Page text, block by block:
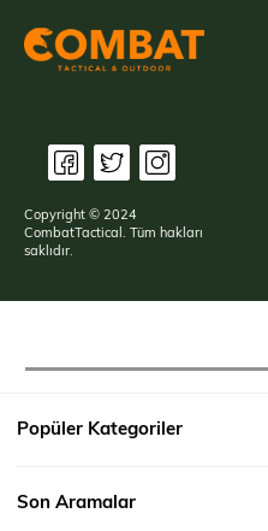
Copyright © 2024
CombatTactical. Tüm hakları
saklıdır.
Popüler Kategoriler
Son Aramalar